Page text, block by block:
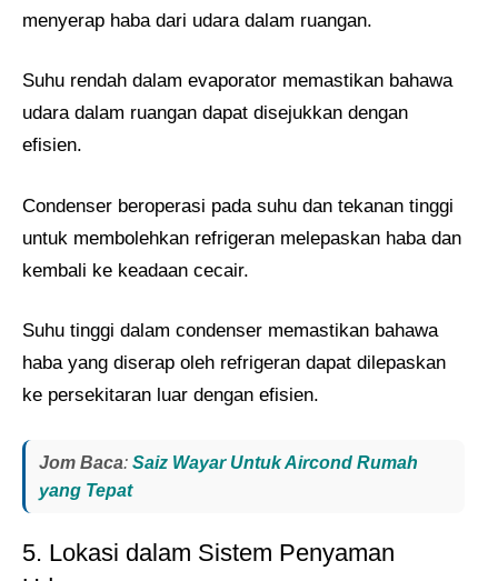
menyerap haba dari udara dalam ruangan.
Suhu rendah dalam evaporator memastikan bahawa
udara dalam ruangan dapat disejukkan dengan
efisien.
Condenser beroperasi pada suhu dan tekanan tinggi
untuk membolehkan refrigeran melepaskan haba dan
kembali ke keadaan cecair.
Suhu tinggi dalam condenser memastikan bahawa
haba yang diserap oleh refrigeran dapat dilepaskan
ke persekitaran luar dengan efisien.
Jom Baca: Saiz Wayar Untuk Aircond Rumah
yang Tepat
5. Lokasi dalam Sistem Penyaman